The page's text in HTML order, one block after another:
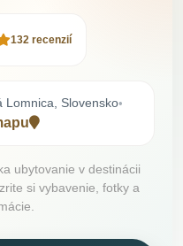
132 recenzií
Lomnica, Slovensko•
ubytovanie v destinácii
si vybavenie, fotky a